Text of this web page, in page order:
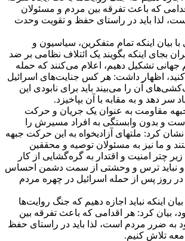
که باعث تفرقه بین مردم و مسئولان
لذا باید در راستای حفظ و تقویت وحدت
بیان اینکه تمام متفکرین، سیاسیون و
بجای اینکه بگویند یک ائتلاف نظامی بر ضد
جهانی تشکیل دهیم، اعلام می‌کنند که حمله
کنید، اظهار داشت: هر کس جنایت‌های اسرائیل
آن را می‌بیند باید برای نابودی این
سر دهد و به مقابه با آن بپاخیزد.
جبهه مقاومت به عنوان یک جریان و حرکت
است و بدون وابستگی به افراد مسیرش را
کرد: ملتهای آزادیخواه به این حرکت جبهه
و ما نیز به مسئولان توصیه و محققین
چتر امنیت و اقتدار به گره‌گشایی از کار
نباید ترس و وحشتی از سمت دشمن احساس
در روز پس از حمله اسرائیل در چهره مردم
اینکه نباید اجازه دهیم که جنگ روایت‌ها
بیان کرد: هر اقدامی که باعث تفرقه بین
به ضرر مردم است، لذا باید در راستای حفظ
تلاش کنیم.